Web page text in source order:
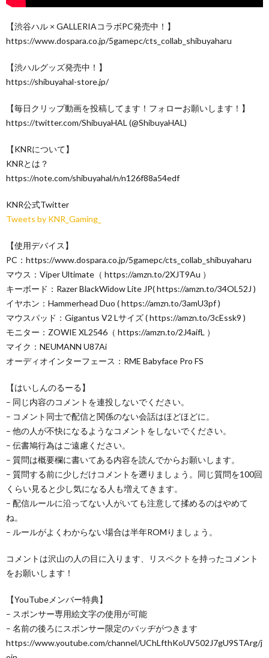
【渋谷ハル × GALLERIAコラボPC発売中！】
https://www.dospara.co.jp/5gamepc/cts_collab_shibuyaharu
【渋ハルグッズ発売中！】
https://shibuyahal-store.jp/
【毎日クリップ動画を投稿してます！フォローお願いします！】
https://twitter.com/ShibuyaHAL (@ShibuyaHAL)
【KNRについて】
KNRとは？
https://note.com/shibuyahal/n/n126f88a54edf
KNR公式Twitter
Tweets by KNR_Gaming_
【使用デバイス】
PC：https://www.dospara.co.jp/5gamepc/cts_collab_shibuyaharu
マウス：Viper Ultimate（ https://amzn.to/2XJT9Au ）
キーボード：Razer BlackWidow Lite JP( https://amzn.to/34OL52J )
イヤホン：Hammerhead Duo ( https://amzn.to/3amU3pf )
マウスパッド：Gigantus V2 Lサイズ ( https://amzn.to/3cEssk9 )
モニター：ZOWIE XL2546（ https://amzn.to/2J4aifL ）
マイク：NEUMANN U87Ai
オーディオインターフェース：RME Babyface Pro FS
【はいしんのるーる】
– 同じ内容のコメントを連投しないでください。
– コメント同士で配信と関係のない会話はほどほどに。
– 他の人が不快になるようなコメントをしないでください。
– 伝書鳩行為はご遠慮ください。
– 質問は概要欄に書いてある内容を読んでからお願いします。
– 質問する前に少しだけコメントを遡りましょう。同じ質問を100回
くらい見ると少し気になる人も増えてきます。
– 配信ルールに沿ってない人がいても注意して揉めるのはやめて
ね。
– ルールがよくわからない場合は半年ROMりましょう。
コメントは沢山の人の目に入ります、リスペクトを持ったコメント
をお願いします！
【YouTubeメンバー特典】
– スポンサー専用絵文字の使用が可能
– 名前の後ろにスポンサー限定のバッヂがつきます
https://www.youtube.com/channel/UChLfthKoUV502J7gU9STArg/j